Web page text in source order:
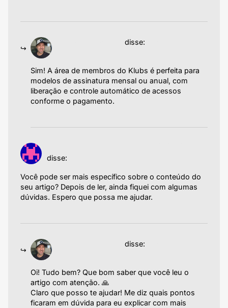
disse:
Sim! A área de membros do Klubs é perfeita para
modelos de assinatura mensal ou anual, com
liberação e controle automático de acessos
conforme o pagamento.
disse:
Você pode ser mais específico sobre o conteúdo do
seu artigo? Depois de ler, ainda fiquei com algumas
dúvidas. Espero que possa me ajudar.
disse:
Oi! Tudo bem? Que bom saber que você leu o
artigo com atenção. 🙏
Claro que posso te ajudar! Me diz quais pontos
ficaram em dúvida para eu explicar com mais